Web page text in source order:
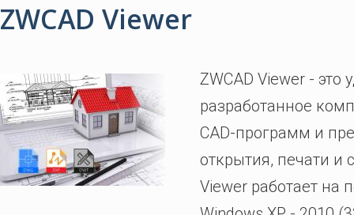
ZWCAD Viewer
ZWCAD Viewer - это
разработанное
CAD-программ и
открытия, печати и
Viewer работает на